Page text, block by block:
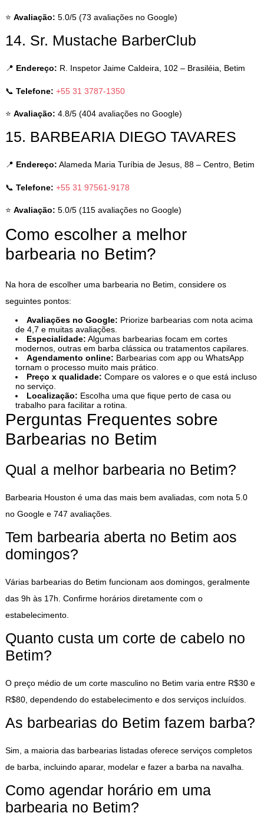
⭐ Avaliação: 5.0/5 (73 avaliações no Google)
14. Sr. Mustache BarberClub
📍 Endereço: R. Inspetor Jaime Caldeira, 102 – Brasiléia, Betim
📞 Telefone: +55 31 3787-1350
⭐ Avaliação: 4.8/5 (404 avaliações no Google)
15. BARBEARIA DIEGO TAVARES
📍 Endereço: Alameda Maria Turíbia de Jesus, 88 – Centro, Betim
📞 Telefone: +55 31 97561-9178
⭐ Avaliação: 5.0/5 (115 avaliações no Google)
Como escolher a melhor
barbearia no Betim?
Na hora de escolher uma barbearia no Betim, considere os
seguintes pontos:
Avaliações no Google: Priorize barbearias com nota acima
de 4,7 e muitas avaliações.
Especialidade: Algumas barbearias focam em cortes
modernos, outras em barba clássica ou tratamentos capilares.
Agendamento online: Barbearias com app ou WhatsApp
tornam o processo muito mais prático.
Preço x qualidade: Compare os valores e o que está incluso
no serviço.
Localização: Escolha uma que fique perto de casa ou
trabalho para facilitar a rotina.
Perguntas Frequentes sobre
Barbearias no Betim
Qual a melhor barbearia no Betim?
Barbearia Houston é uma das mais bem avaliadas, com nota 5.0
no Google e 747 avaliações.
Tem barbearia aberta no Betim aos
domingos?
Várias barbearias do Betim funcionam aos domingos, geralmente
das 9h às 17h. Confirme horários diretamente com o
estabelecimento.
Quanto custa um corte de cabelo no
Betim?
O preço médio de um corte masculino no Betim varia entre R$30 e
R$80, dependendo do estabelecimento e dos serviços incluídos.
As barbearias do Betim fazem barba?
Sim, a maioria das barbearias listadas oferece serviços completos
de barba, incluindo aparar, modelar e fazer a barba na navalha.
Como agendar horário em uma
barbearia no Betim?